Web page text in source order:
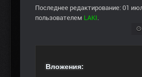
Последнее редактирование: 01
пользователем LAKI.
Вложения: